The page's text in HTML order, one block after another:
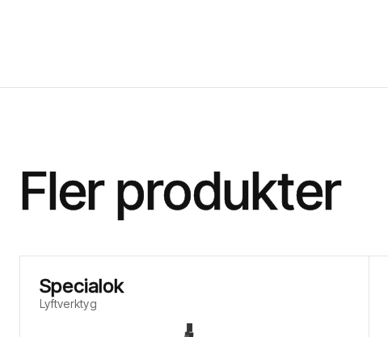
Fler produkter
Specialok
Lyftverktyg